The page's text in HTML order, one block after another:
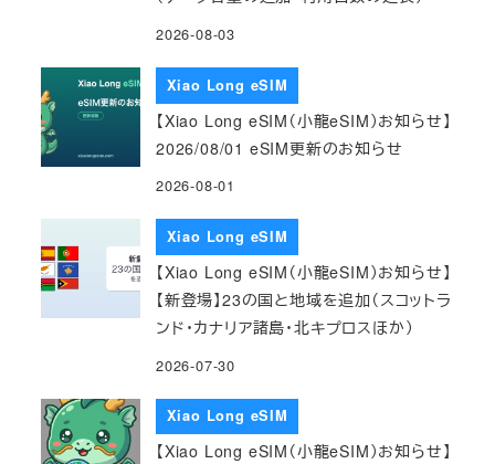
2026-08-03
Xiao Long eSIM
【Xiao Long eSIM（小龍eSIM）お知らせ】
2026/08/01 eSIM更新のお知らせ
2026-08-01
Xiao Long eSIM
【Xiao Long eSIM（小龍eSIM）お知らせ】
【新登場】23の国と地域を追加（スコットラ
ンド・カナリア諸島・北キプロスほか）
2026-07-30
Xiao Long eSIM
【Xiao Long eSIM（小龍eSIM）お知らせ】